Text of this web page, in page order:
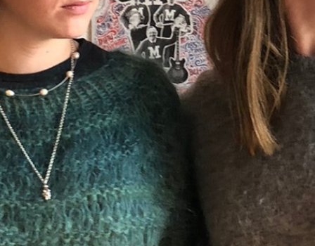
Heimgartner
00:00 01:00:16
PODCAST ABONNIEREN
TuneIn
Details zum PodcastFINTA*view